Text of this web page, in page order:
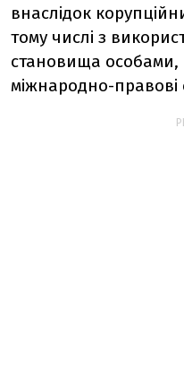
внаслідок
тому числі з
становища особами,
міжнародно-правові